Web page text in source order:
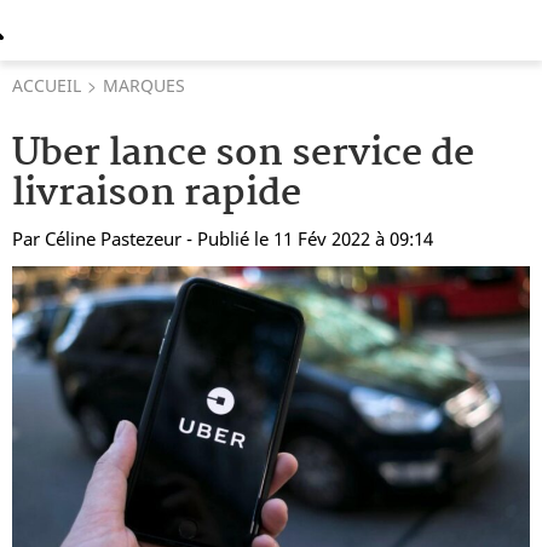
ACCUEIL MARQUES
Uber lance son service de
livraison rapide
Par Céline Pastezeur - Publié le 11 Fév 2022 à 09:14